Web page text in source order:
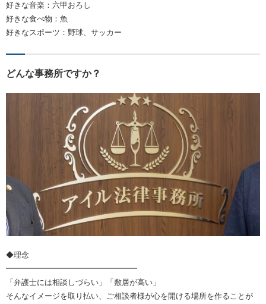
好きな音楽：六甲おろし
好きな食べ物：魚
好きなスポーツ：野球、サッカー
どんな事務所ですか？
◆理念
━━━━━━━━━━━━━━━━━
「弁護士には相談しづらい」「敷居が高い」
そんなイメージを取り払い、ご相談者様が心を開ける場所を作ることが